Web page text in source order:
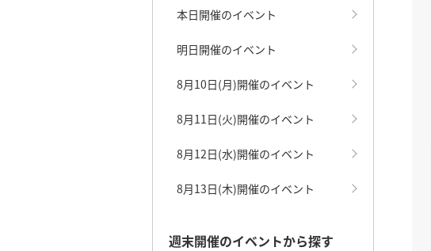
本日開催のイベント
明日開催のイベント
8月10日(月)開催のイベント
8月11日(火)開催のイベント
8月12日(水)開催のイベント
8月13日(木)開催のイベント
週末開催のイベントから探す